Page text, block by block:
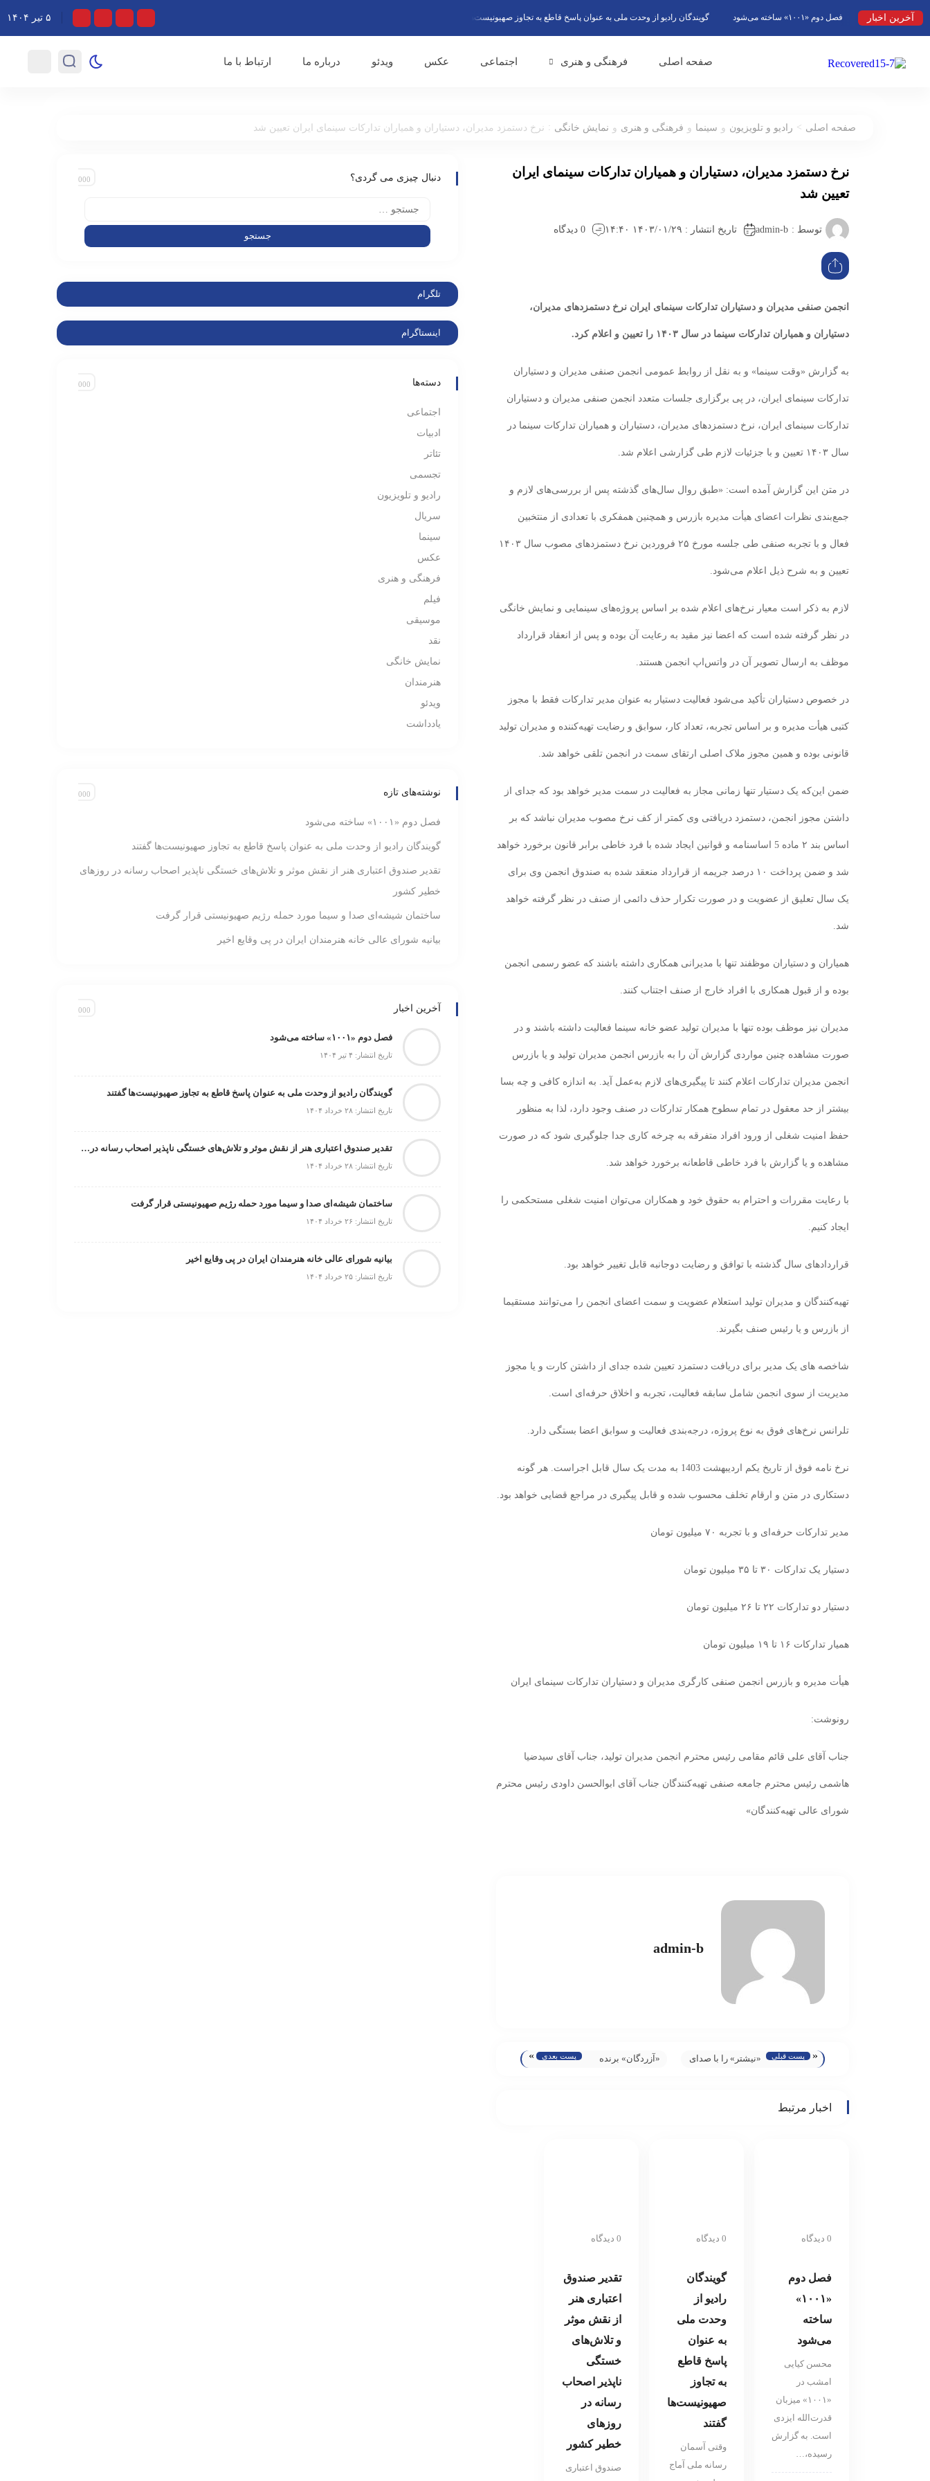
آخرین اخبارفصل دوم «۱۰۰۱» ساخته می‌شود گویندگان رادیو از وحدت ملی به عنوان پاسخ قاطع به تجاوز صهیونیست‌ها گفتند ۵ تیر ۱۴۰۴
صفحه اصلی فرهنگی و هنری اجتماعی عکس ویدئو درباره ما ارتباط با ما
صفحه اصلی > رادیو و تلویزیون و سینما و فرهنگی و هنری و نمایش خانگی : نرخ دستمزد مدیران، دستیاران و همیاران تدارکات سینمای ایران تعیین شد
نرخ دستمزد مدیران، دستیاران و همیاران تدارکات سینمای ایران
تعیین شد
توسط : admin-b تاریخ انتشار : ۱۴۰۳/۰۱/۲۹ ۱۴:۴۰ 0 دیدگاه
انجمن صنفی مدیران و دستیاران تدارکات سینمای ایران نرخ دستمزدهای مدیران،
دستیاران و همیاران تدارکات سینما در سال ۱۴۰۳ را تعیین و اعلام کرد.
به گزارش «وقت سینما» و به نقل از روابط عمومی انجمن صنفی مدیران و دستیاران
تدارکات سینمای ایران، در پی برگزاری جلسات متعدد انجمن صنفی مدیران و دستیاران
تدارکات سینمای ایران، نرخ دستمزدهای مدیران، دستیاران و همیاران تدارکات سینما در
سال ۱۴۰۳ تعیین و با جزئیات لازم طی گزارشی اعلام شد.
در متن این گزارش آمده است: «طبق روال سال‌های گذشته پس از بررسی‌های لازم و
جمع‌بندی نظرات اعضای هیأت مدیره بازرس و همچنین همفکری با تعدادی از منتخبین
فعال و با تجربه صنفی طی جلسه مورخ ۲۵ فروردین نرخ دستمزدهای مصوب سال ۱۴۰۳
تعیین و به شرح ذیل اعلام می‌شود.
لازم به ذکر است معیار نرخ‌های اعلام شده بر اساس پروژه‌های سینمایی و نمایش خانگی
در نظر گرفته شده است که اعضا نیز مقید به رعایت آن بوده و پس از انعقاد قرارداد
موظف به ارسال تصویر آن در واتس‌اپ انجمن هستند.
در خصوص دستیاران تأکید می‌شود فعالیت دستیار به عنوان مدیر تدارکات فقط با مجوز
کتبی هیأت مدیره و بر اساس تجربه، تعداد کار، سوابق و رضایت تهیه‌کننده و مدیران تولید
قانونی بوده و همین مجوز ملاک اصلی ارتقای سمت در انجمن تلقی خواهد شد.
ضمن این‌که یک دستیار تنها زمانی مجاز به فعالیت در سمت مدیر خواهد بود که جدای از
داشتن مجوز انجمن، دستمزد دریافتی وی کمتر از کف نرخ مصوب مدیران نباشد که بر
اساس بند ۲ ماده 5 اساسنامه و قوانین ایجاد شده با فرد خاطی برابر قانون برخورد خواهد
شد و ضمن پرداخت ۱۰ درصد جریمه از قرارداد منعقد شده به صندوق انجمن وی برای
یک سال تعلیق از عضویت و در صورت تکرار حذف دائمی از صنف در نظر گرفته خواهد
شد.
همیاران و دستیاران موظفند تنها با مدیرانی همکاری داشته باشند که عضو رسمی انجمن
بوده و از قبول همکاری با افراد خارج از صنف اجتناب کنند.
مدیران نیز موظف بوده تنها با مدیران تولید عضو خانه سینما فعالیت داشته باشند و در
صورت مشاهده چنین مواردی گزارش آن را به بازرس انجمن مدیران تولید و یا بازرس
انجمن مدیران تدارکات اعلام کنند تا پیگیری‌های لازم به‌عمل آید. به اندازه کافی و چه بسا
بیشتر از حد معقول در تمام سطوح همکار تدارکات در صنف وجود دارد، لذا به منظور
حفظ امنیت شغلی از ورود افراد متفرقه به چرخه کاری جدا جلوگیری شود که در صورت
مشاهده و یا گزارش با فرد خاطی قاطعانه برخورد خواهد شد.
با رعایت مقررات و احترام به حقوق خود و همکاران می‌توان امنیت شغلی مستحکمی را
ایجاد کنیم.
قراردادهای سال گذشته با توافق و رضایت دوجانبه قابل تغییر خواهد بود.
تهیه‌کنندگان و مدیران تولید استعلام عضویت و سمت اعضای انجمن را می‌توانند مستقیما
از بازرس و یا رئیس صنف بگیرند.
شاخصه های یک مدیر برای دریافت دستمزد تعیین شده جدای از داشتن کارت و یا مجوز
مدیریت از سوی انجمن شامل سابقه فعالیت، تجربه و اخلاق حرفه‌ای است.
تلرانس نرخ‌های فوق به نوع پروژه، درجه‌بندی فعالیت و سوابق اعضا بستگی دارد.
نرخ نامه فوق از تاریخ یکم اردیبهشت 1403 به مدت یک سال قابل اجراست. هر گونه
دستکاری در متن و ارقام تخلف محسوب شده و قابل پیگیری در مراجع قضایی خواهد بود.
مدیر تدارکات حرفه‌ای و با تجربه ۷۰ میلیون تومان
دستیار یک تدارکات ۳۰ تا ۳۵ میلیون تومان
دستیار دو تدارکات ۲۲ تا ۲۶ میلیون تومان
همیار تدارکات ۱۶ تا ۱۹ میلیون تومان
هیأت مدیره و بازرس انجمن صنفی کارگری مدیران و دستیاران تدارکات سینمای ایران
رونوشت:
جناب آقای علی قائم مقامی رئیس محترم انجمن مدیران تولید، جناب آقای سیدضیا
هاشمی رئیس محترم جامعه صنفی تهیه‌کنندگان جناب آقای ابوالحسن داودی رئیس محترم
شورای عالی تهیه‌کنندگان»
admin-b
« پست قبلی
«نیشتر» را با صدای
«آزردگان» برنده
پست بعدی »
اخبار مرتبط
0 دیدگاه
فصل دوم
«۱۰۰۱»
ساخته
می‌شود
محسن کیایی
امشب در
«۱۰۰۱» میزبان
قدرت‌الله ایزدی
است. به گزارش
رسیده،…
0 دیدگاه
گویندگان
رادیو از
وحدت ملی
به عنوان
پاسخ قاطع
به تجاوز
صهیونیست‌ها
گفتند
وقتی آسمان
رسانه ملی آماج
0 دیدگاه
تقدیر صندوق
اعتباری هنر
از نقش موثر
و تلاش‌های
خستگی
ناپذیر اصحاب
رسانه در
روزهای
خطیر کشور
صندوق اعتباری
دنبال چیزی می گردی؟
تلگرام
اینستاگرام
دسته‌ها
اجتماعی
ادبیات
تئاتر
تجسمی
رادیو و تلویزیون
سریال
سینما
عکس
فرهنگی و هنری
فیلم
موسیقی
نقد
نمایش خانگی
هنرمندان
ویدئو
یادداشت
نوشته‌های تازه
فصل دوم «۱۰۰۱» ساخته می‌شود
گویندگان رادیو از وحدت ملی به عنوان پاسخ قاطع به تجاوز صهیونیست‌ها گفتند
تقدیر صندوق اعتباری هنر از نقش موثر و تلاش‌های خستگی ناپذیر اصحاب رسانه در روزهای
خطیر کشور
ساختمان شیشه‌ای صدا و سیما مورد حمله رژیم صهیونیستی قرار گرفت
بیانیه شورای عالی خانه هنرمندان ایران در پی وقایع اخیر
آخرین اخبار
فصل دوم «۱۰۰۱» ساخته می‌شود
تاریخ انتشار: ۴ تیر ۱۴۰۴
گویندگان رادیو از وحدت ملی به عنوان پاسخ قاطع به تجاوز صهیونیست‌ها گفتند
تاریخ انتشار: ۲۸ خرداد ۱۴۰۴
تقدیر صندوق اعتباری هنر از نقش موثر و تلاش‌های خستگی ناپذیر اصحاب رسانه در روزهای خطیر کشور
تاریخ انتشار: ۲۸ خرداد ۱۴۰۴
ساختمان شیشه‌ای صدا و سیما مورد حمله رژیم صهیونیستی قرار گرفت
تاریخ انتشار: ۲۶ خرداد ۱۴۰۴
بیانیه شورای عالی خانه هنرمندان ایران در پی وقایع اخیر
تاریخ انتشار: ۲۵ خرداد ۱۴۰۴